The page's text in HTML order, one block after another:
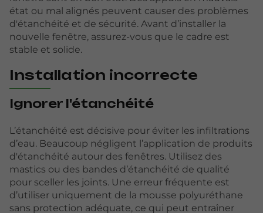
état ou mal alignés peuvent causer des problèmes
d'étanchéité et de sécurité. Avant d’installer la
nouvelle fenêtre, assurez-vous que le cadre est
stable et solide.
Installation incorrecte
Ignorer l'étanchéité
L’étanchéité est décisive pour éviter les infiltrations
d’eau. Beaucoup négligent l’application de produits
d'étanchéité autour des fenêtres. Utilisez des
mastics ou des bandes d’étanchéité de qualité
pour sceller les joints. Une erreur fréquente est
d’utiliser uniquement de la mousse polyuréthane
sans protection adéquate, ce qui peut entraîner